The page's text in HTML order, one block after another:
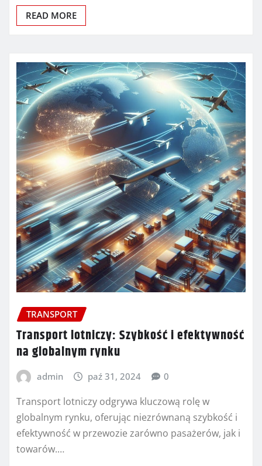
READ MORE
TRANSPORT
Transport lotniczy: Szybkość i efektywność
na globalnym rynku
admin paź 31, 2024 0
Transport lotniczy odgrywa kluczową rolę w
globalnym rynku, oferując niezrównaną szybkość i
efektywność w przewozie zarówno pasażerów, jak i
towarów.…